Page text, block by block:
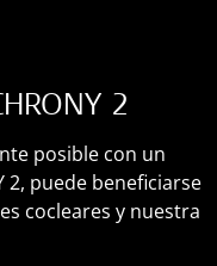
2
posible con un
2, puede beneficiarse
cocleares y nuestra